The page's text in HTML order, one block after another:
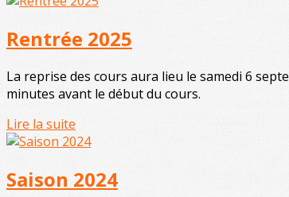
Rentrée 2025
La reprise des cours aura lieu le samedi 6
minutes avant le début du cours.
Lire la suite
Saison 2024